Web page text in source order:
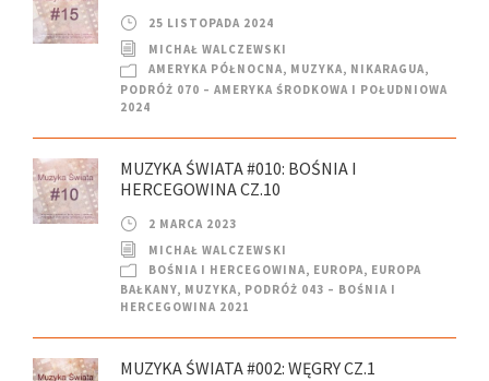
25 LISTOPADA 2024
MICHAŁ WALCZEWSKI
AMERYKA PÓŁNOCNA, MUZYKA, NIKARAGUA,
PODRÓŻ 070 – AMERYKA ŚRODKOWA I POŁUDNIOWA
2024
MUZYKA ŚWIATA #010: BOŚNIA I
HERCEGOWINA CZ.10
2 MARCA 2023
MICHAŁ WALCZEWSKI
BOŚNIA I HERCEGOWINA, EUROPA, EUROPA
BAŁKANY, MUZYKA, PODRÓŻ 043 – BOŚNIA I
HERCEGOWINA 2021
MUZYKA ŚWIATA #002: WĘGRY CZ.1